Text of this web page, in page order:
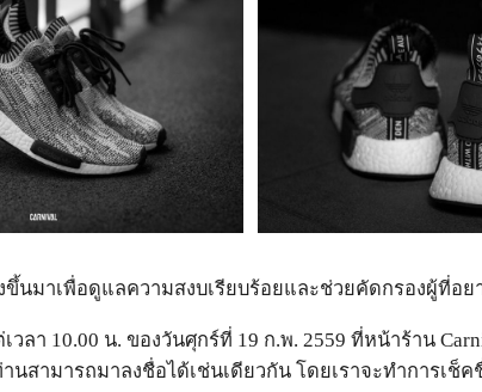
นมาเพื่อดูแลความสงบเรียบร้อยและช่วยคัดกรองผู้ที่อย
วลา 10.00 น. ของวันศุกร์ที่ 19 ก.พ. 2559 ที่หน้าร้าน
นสามารถมาลงชื่อได้เช่นเดียวกัน โดยเราจะทำการเช็